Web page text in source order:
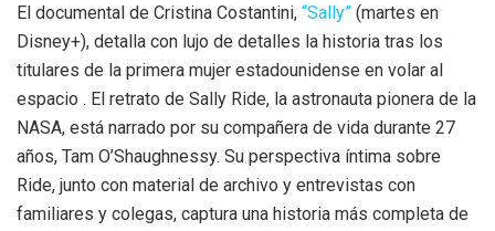
El documental de Cristina Costantini, “Sally” (martes en
Disney+), detalla con lujo de detalles la historia tras los
titulares de la primera mujer estadounidense en volar al
espacio . El retrato de Sally Ride, la astronauta pionera de la
NASA, está narrado por su compañera de vida durante 27
años, Tam O’Shaughnessy. Su perspectiva íntima sobre
Ride, junto con material de archivo y entrevistas con
familiares y colegas, captura una historia más completa de